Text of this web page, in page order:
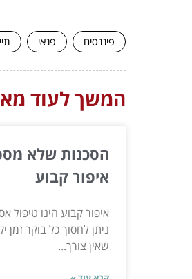
פיננסים פנאי
המשך לעוד
הסכנות שלא
איפור קבוע
איפור קבוע הינו טיפול
ניתן לחסוך כל בוקר
שאין צורך...